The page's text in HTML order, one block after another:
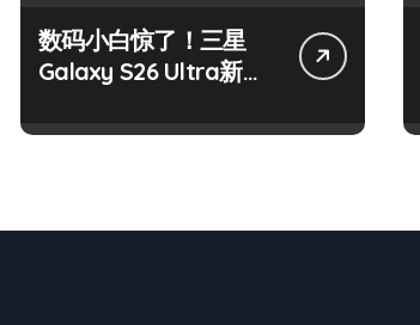
数码小白惊了！三星
Galaxy S26 Ultra新机